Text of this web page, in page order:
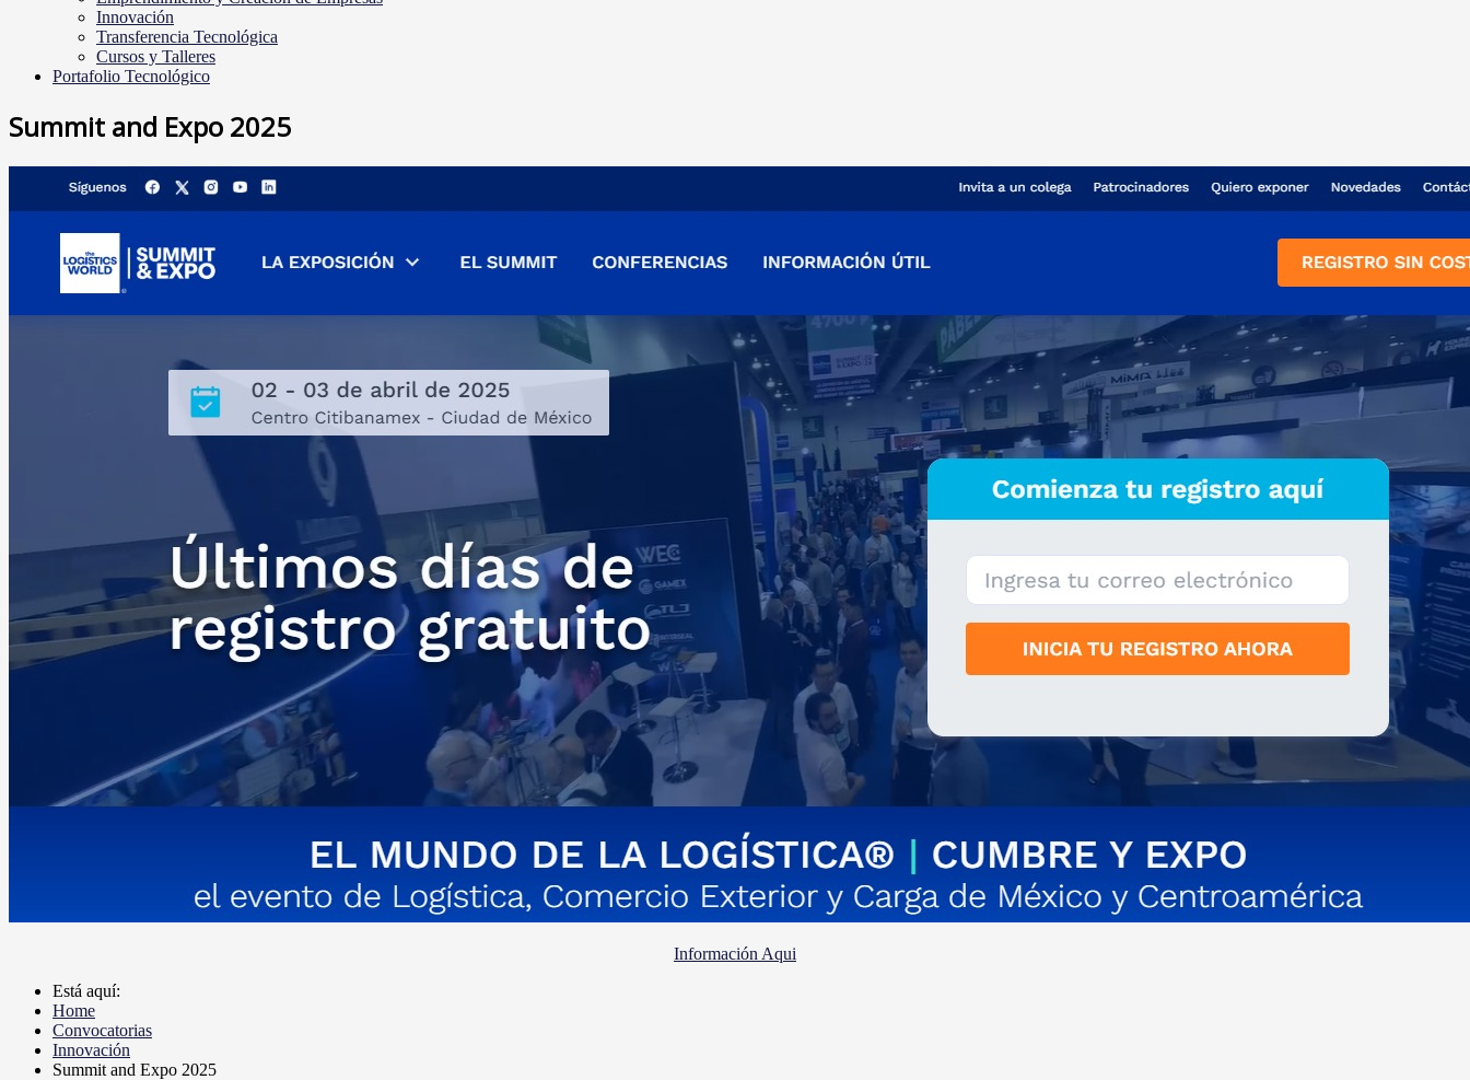
Innovación
Transferencia Tecnológica
Cursos y Talleres
Portafolio Tecnológico
Summit and Expo 2025
Información Aqui
Está aquí:
Home
Convocatorias
Innovación
Summit and Expo 2025